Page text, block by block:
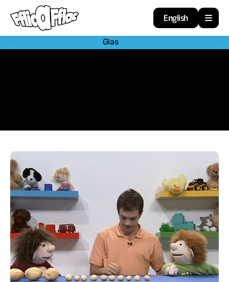
Arweiniad
English
Glas